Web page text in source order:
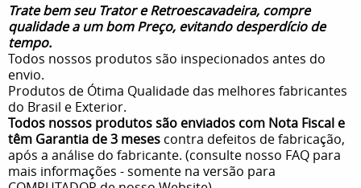
Trate bem seu Trator e Retroescavadeira, compre
qualidade a um bom Preço, evitando desperdício de
tempo.
Todos nossos produtos são inspecionados antes do
envio.
Produtos de Ótima Qualidade das melhores fabricantes
do Brasil e Exterior.
Todos nossos produtos são enviados com Nota Fiscal e
têm Garantia de 3 meses contra defeitos de fabricação,
após a análise do fabricante. (consulte nosso FAQ para
mais informações - somente na versão para